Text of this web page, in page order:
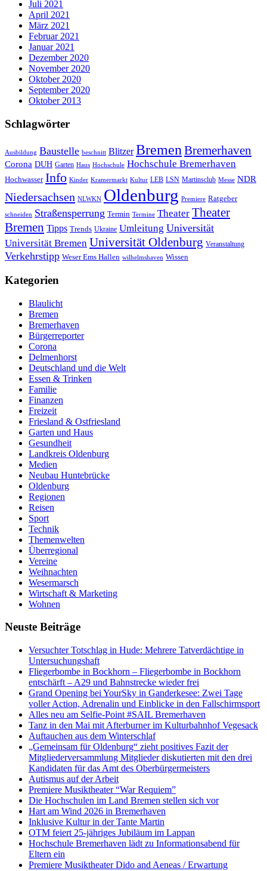
Juli 2021
April 2021
März 2021
Februar 2021
Januar 2021
Dezember 2020
November 2020
Oktober 2020
September 2020
Oktober 2013
Schlagwörter
Ausbildung Baustelle beschnitt Blitzer Bremen Bremerhaven
Corona DUH Garten Haus Hochschule Hochschule Bremerhaven
Hochwasser Info Kinder Kramermarkt Kultur LEB LSN Martinsclub Messe NDR
Niedersachsen NLWKN Oldenburg Premiere Ratgeber
schneiden Straßensperrung Termin Termine Theater Theater
Bremen Tipps Trends Ukraine Umleitung Universität
Universität Bremen Universität Oldenburg Veranstaltung
Verkehrstipp Weser Ems Hallen wilhelmshaven Wissen
Kategorien
Blaulicht
Bremen
Bremerhaven
Bürgerreporter
Corona
Delmenhorst
Deutschland und die Welt
Essen & Trinken
Familie
Finanzen
Freizeit
Friesland & Ostfriesland
Garten und Haus
Gesundheit
Landkreis Oldenburg
Medien
Neubau Huntebrücke
Oldenburg
Regionen
Reisen
Sport
Technik
Themenwelten
Überregional
Vereine
Weihnachten
Wesermarsch
Wirtschaft & Marketing
Wohnen
Neuste Beiträge
Versucht­er Totschlag in Hude: Mehrere Tatverdächtige in
Untersuchungshaft
Fliegerbombe in Bockhorn – Fliegerbombe in Bockhorn
entschärft – A29 und Bahnstrecke wieder frei
Grand Opening bei YourSky in Ganderkesee: Zwei Tage
voller Action, Adrenalin und Einblicke in den Fallschirmsport
Alles neu am Selfie-Point #SAIL Bremerhaven
Tanz in den Mai mit Afterburner im Kulturbahnhof Vegesack
Auftauchen aus dem Winterschlaf
„Gemeinsam für Oldenburg“ zieht positives Fazit der
Mitgliederversammlung Mitglieder diskutierten mit den drei
Kandidaten für das Amt des Oberbürgermeisters
Autismus auf der Arbeit
Premiere Musiktheater “War Requiem”
Die Hochschulen im Land Bremen stellen sich vor
Hart am Wind 2026 in Bremerhaven
Inklusive Kultur in der Tante Martin
OTM feiert 25-jähriges Jubiläum im Lappan
Hochschule Bremerhaven lädt zu Informationsabend für
Eltern ein
Premiere Musiktheater Dido and Aeneas / Erwartung